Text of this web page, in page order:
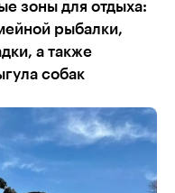
зоны для отдыха:
рыбалки,
а также
собак